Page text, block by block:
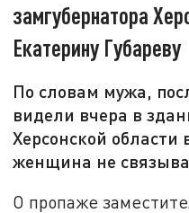
замгубернатора
Екатерину Губареву
По словам мужа,
видели вчера в
Херсонской области
женщина не
О пропаже